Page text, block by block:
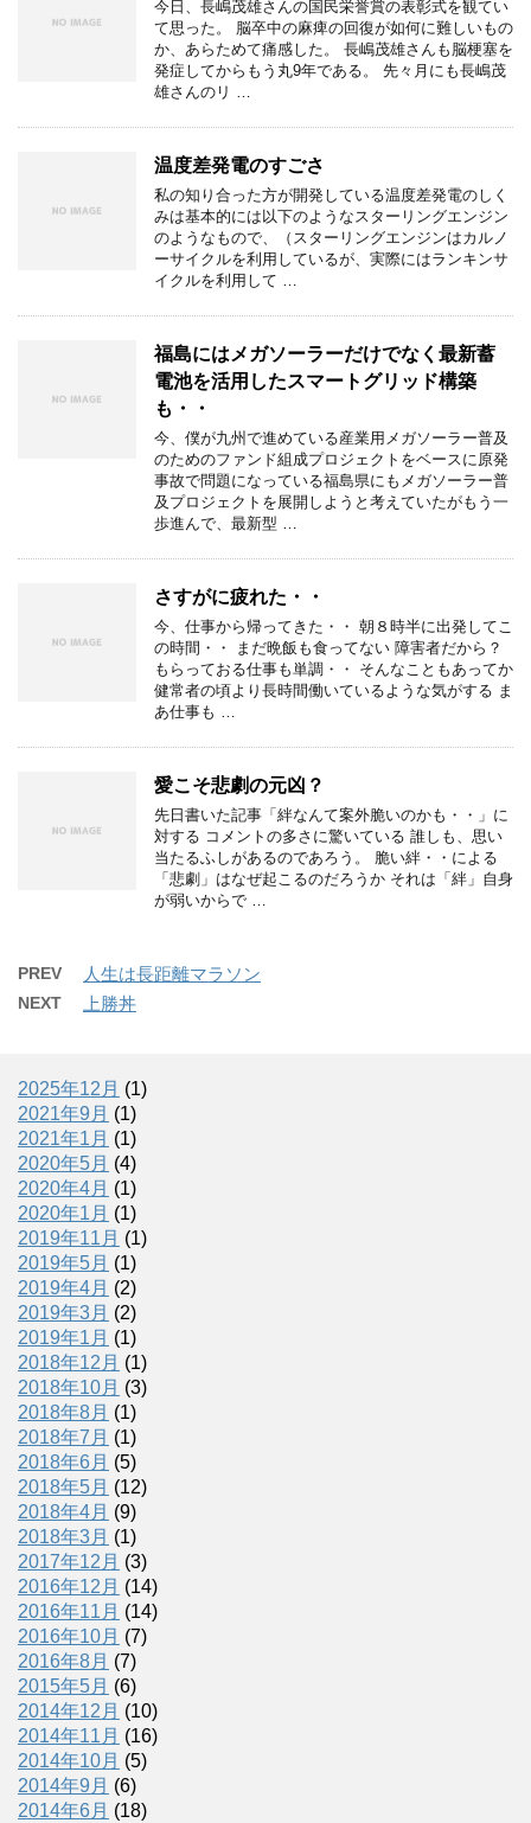
今日、長嶋茂雄さんの国民栄誉賞の表彰式を観てい
て思った。 脳卒中の麻痺の回復が如何に難しいもの
か、あらためて痛感した。 長嶋茂雄さんも脳梗塞を
発症してからもう丸9年である。 先々月にも長嶋茂
雄さんのリ …
温度差発電のすごさ
私の知り合った方が開発している温度差発電のしく
みは基本的には以下のようなスターリングエンジン
のようなもので、（スターリングエンジンはカルノ
ーサイクルを利用しているが、実際にはランキンサ
イクルを利用して …
福島にはメガソーラーだけでなく最新蓄
電池を活用したスマートグリッド構築
も・・
今、僕が九州で進めている産業用メガソーラー普及
のためのファンド組成プロジェクトをベースに原発
事故で問題になっている福島県にもメガソーラー普
及プロジェクトを展開しようと考えていたがもう一
歩進んで、最新型 …
さすがに疲れた・・
今、仕事から帰ってきた・・ 朝８時半に出発してこ
の時間・・ まだ晩飯も食ってない 障害者だから？
もらっておる仕事も単調・・ そんなこともあってか
健常者の頃より長時間働いているような気がする ま
あ仕事も …
愛こそ悲劇の元凶？
先日書いた記事「絆なんて案外脆いのかも・・」に
対する コメントの多さに驚いている 誰しも、思い
当たるふしがあるのであろう。 脆い絆・・による
「悲劇」はなぜ起こるのだろうか それは「絆」自身
が弱いからで …
PREV 人生は長距離マラソン
NEXT 上勝丼
2025年12月 (1)
2021年9月 (1)
2021年1月 (1)
2020年5月 (4)
2020年4月 (1)
2020年1月 (1)
2019年11月 (1)
2019年5月 (1)
2019年4月 (2)
2019年3月 (2)
2019年1月 (1)
2018年12月 (1)
2018年10月 (3)
2018年8月 (1)
2018年7月 (1)
2018年6月 (5)
2018年5月 (12)
2018年4月 (9)
2018年3月 (1)
2017年12月 (3)
2016年12月 (14)
2016年11月 (14)
2016年10月 (7)
2016年8月 (7)
2015年5月 (6)
2014年12月 (10)
2014年11月 (16)
2014年10月 (5)
2014年9月 (6)
2014年6月 (18)